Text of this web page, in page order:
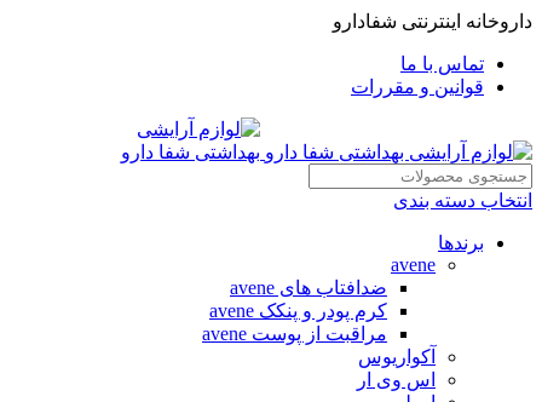
داروخانه اینترنتی شفادارو
تماس با ما
قوانین و مقررات
انتخاب دسته بندی
برندها
avene
ضدافتاب های avene
کرم پودر و پنکک avene
مراقبت از پوست avene
آکواریوس
اس وی ار